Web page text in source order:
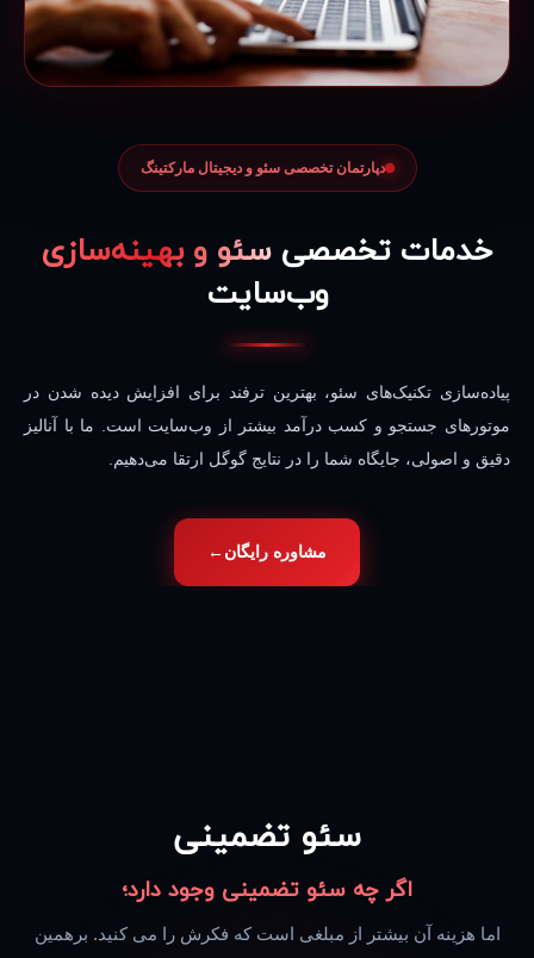
دپارتمان تخصصی سئو و دیجیتال مارکتینگ
خدمات تخصصیسئو و بهینه‌سازی
وب‌سایت
پیاده‌سازی تکنیک‌های سئو، بهترین ترفند برای افزایش دیده شدن در
موتورهای جستجو و کسب درآمد بیشتر از وب‌سایت است. ما با آنالیز
دقیق و اصولی، جایگاه شما را در نتایج گوگل ارتقا می‌دهیم.
مشاوره رایگان←
سئو تضمینی
اگر چه سئو تضمینی وجود دارد؛
اما هزینه آن بیشتر از مبلغی است که فکرش را می کنید. برهمین